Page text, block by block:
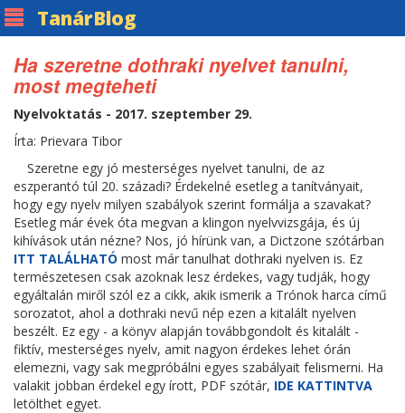
TanárBlog
Ha szeretne dothraki nyelvet tanulni,
most megteheti
Nyelvoktatás - 2017. szeptember 29.
Írta: Prievara Tibor
Szeretne egy jó mesterséges nyelvet tanulni, de az
eszperantó túl 20. századi? Érdekelné esetleg a tanítványait,
hogy egy nyelv milyen szabályok szerint formálja a szavakat?
Esetleg már évek óta megvan a klingon nyelvvizsgája, és új
kihívások után nézne? Nos, jó hírünk van, a Dictzone szótárban
ITT TALÁLHATÓ most már tanulhat dothraki nyelven is. Ez
természetesen csak azoknak lesz érdekes, vagy tudják, hogy
egyáltalán miről szól ez a cikk, akik ismerik a Trónok harca című
sorozatot, ahol a dothraki nevű nép ezen a kitalált nyelven
beszélt. Ez egy - a könyv alapján továbbgondolt és kitalált -
fiktív, mesterséges nyelv, amit nagyon érdekes lehet órán
elemezni, vagy sak megpróbálni egyes szabályait felismerni. Ha
valakit jobban érdekel egy írott, PDF szótár, IDE KATTINTVA
letölthet egyet.